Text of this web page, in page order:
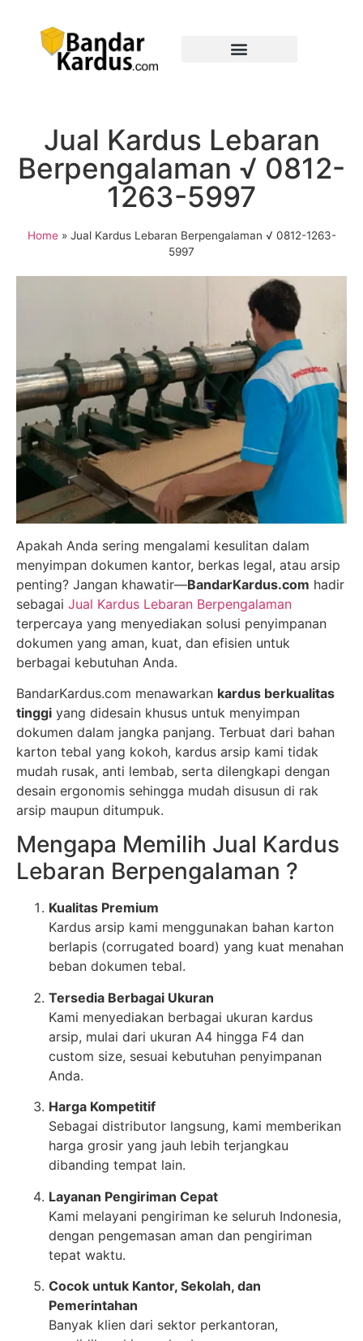
Jual Kardus Lebaran
Berpengalaman √ 0812-
1263-5997
Home» Jual Kardus Lebaran Berpengalaman √ 0812-1263-
5997
Apakah Anda sering mengalami kesulitan dalam
menyimpan dokumen kantor, berkas legal, atau arsip
penting? Jangan khawatir—BandarKardus.com hadir
sebagai Jual Kardus Lebaran Berpengalaman
terpercaya yang menyediakan solusi penyimpanan
dokumen yang aman, kuat, dan efisien untuk
berbagai kebutuhan Anda.
BandarKardus.com menawarkan kardus berkualitas
tinggi yang didesain khusus untuk menyimpan
dokumen dalam jangka panjang. Terbuat dari bahan
karton tebal yang kokoh, kardus arsip kami tidak
mudah rusak, anti lembab, serta dilengkapi dengan
desain ergonomis sehingga mudah disusun di rak
arsip maupun ditumpuk.
Mengapa Memilih Jual Kardus
Lebaran Berpengalaman ?
Kualitas Premium
Kardus arsip kami menggunakan bahan karton
berlapis (corrugated board) yang kuat menahan
beban dokumen tebal.
Tersedia Berbagai Ukuran
Kami menyediakan berbagai ukuran kardus
arsip, mulai dari ukuran A4 hingga F4 dan
custom size, sesuai kebutuhan penyimpanan
Anda.
Harga Kompetitif
Sebagai distributor langsung, kami memberikan
harga grosir yang jauh lebih terjangkau
dibanding tempat lain.
Layanan Pengiriman Cepat
Kami melayani pengiriman ke seluruh Indonesia,
dengan pengemasan aman dan pengiriman
tepat waktu.
Cocok untuk Kantor, Sekolah, dan
Pemerintahan
Banyak klien dari sektor perkantoran,